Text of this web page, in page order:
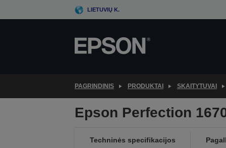
to
LIETUVIŲ K.
PAGRINDINIS PRODUKTAI SKAITYTUVAI
Epson Perfection
Techninės specifikacijos